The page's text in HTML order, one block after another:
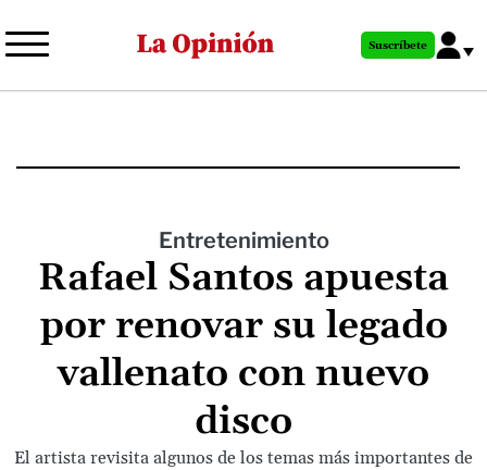
al
principal
Suscríbete
Entretenimiento
Rafael Santos apuesta
por renovar su legado
vallenato con nuevo
disco
El artista revisita algunos de los temas más importantes de